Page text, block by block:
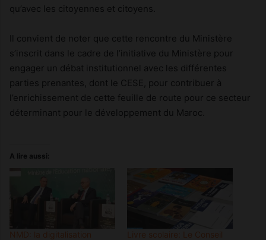
qu’avec les citoyennes et citoyens.
Il convient de noter que cette rencontre du Ministère
s’inscrit dans le cadre de l’initiative du Ministère pour
engager un débat institutionnel avec les différentes
parties prenantes, dont le CESE, pour contribuer à
l’enrichissement de cette feuille de route pour ce secteur
déterminant pour le développement du Maroc.
A lire aussi:
NMD: la digitalisation
Livre scolaire: Le Conseil